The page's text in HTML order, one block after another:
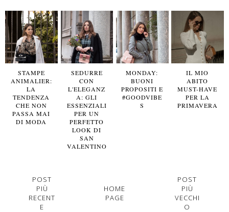
STAMPE
ANIMALIER:
LA
TENDENZA
CHE NON
PASSA MAI
DI MODA
SEDURRE
CON
L'ELEGANZ
A: GLI
ESSENZIALI
PER UN
PERFETTO
LOOK DI
SAN
VALENTINO
MONDAY:
BUONI
PROPOSITI E
#GOODVIBE
S
IL MIO
ABITO
MUST-HAVE
PER LA
PRIMAVERA
POST
PIÙ
RECENT
E
HOME
PAGE
POST
PIÙ
VECCHI
O